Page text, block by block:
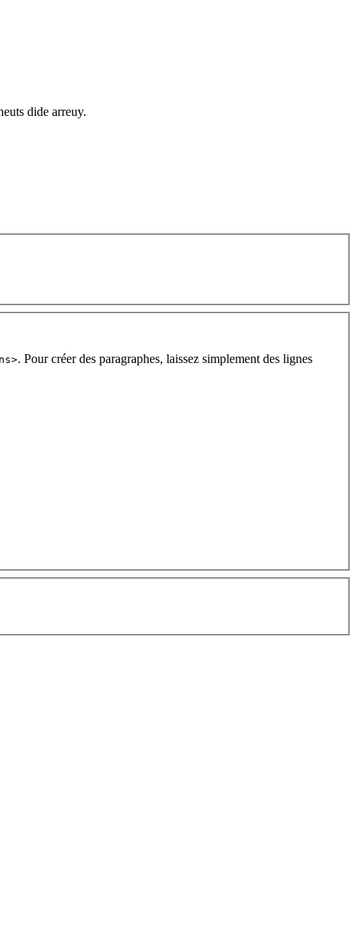
dide arreuy.
. Pour créer des paragraphes, laissez simplement des lignes